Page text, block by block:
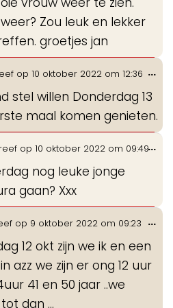
Zou leuk en lekker
groetjes jan
op 10 oktober 2022 om 12:36
stel willen Donderdag 13
maal komen genieten.
...
op 10 oktober 2022 om 09:49
nog leuke jonge
gaan? Xxx
...
op 9 oktober 2022 om 09:23
12 okt zijn we ik en een
azz we zijn er ong 12 uur
41 en 50 jaar ..we
tot dan ...
...